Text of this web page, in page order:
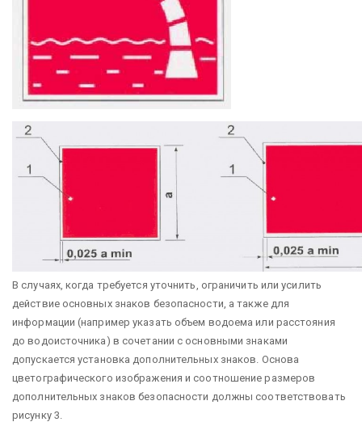
В случаях, когда требуется уточнить, ограничить или усилить
действие основных знаков безопасности, а также для
информации (например указать объем водоема или расстояния
до водоисточника) в сочетании с основными знаками
допускается установка дополнительных знаков. Основа
цветографического изображения и соотношение размеров
дополнительных знаков безопасности должны соответствовать
рисунку 3.